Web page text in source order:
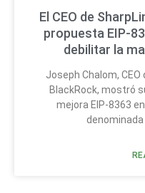
El CEO de
propuesta EIP-
debilitar la
Joseph Chalom,
BlackRock, mostró
mejora EIP-8363